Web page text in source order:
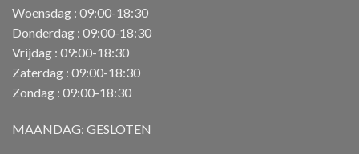
Woensdag : 09:00-18:30
Donderdag : 09:00-18:30
Vrijdag : 09:00-18:30
Zaterdag : 09:00-18:30
Zondag : 09:00-18:30
MAANDAG: GESLOTEN